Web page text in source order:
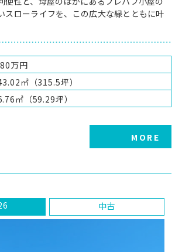
スローライフを、この広大な緑とともに叶
万円
㎡（315.5坪）
㎡（59.29坪）
MORE
中古